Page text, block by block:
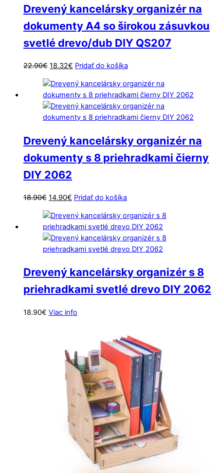
Drevený kancelársky organizér na
dokumenty A4 so širokou zásuvkou
svetlé drevo/dub DIY QS207
22.90€ Pôvodná
bola:
22.90€.
18.32€ Aktuálna
je:
18.32€.
Pridať do košíka
Drevený kancelársky organizér na
dokumenty s 8 priehradkami čierny
DIY 2062
18.90€ Pôvodná
cena
bola:
18.90€.
14.90€ Aktuálna
je:
14.90€.
Pridať do košíka
Drevený kancelársky organizér s 8
priehradkami svetlé drevo DIY 2062
18.90€ Viac info